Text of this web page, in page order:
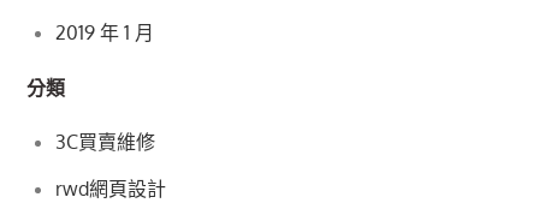
2019 年 1 月
分類
3C買賣維修
rwd網頁設計